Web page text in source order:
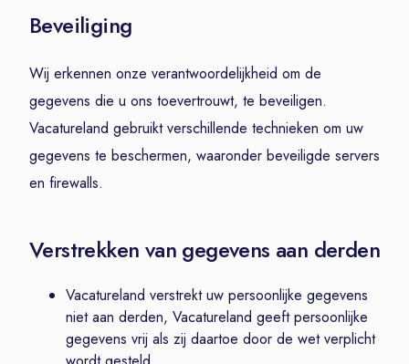
Beveiliging
Wij erkennen onze verantwoordelijkheid om de
gegevens die u ons toevertrouwt, te beveiligen.
Vacatureland gebruikt verschillende technieken om uw
gegevens te beschermen, waaronder beveiligde servers
en firewalls.
Verstrekken van gegevens aan derden
Vacatureland verstrekt uw persoonlijke gegevens
niet aan derden, Vacatureland geeft persoonlijke
gegevens vrij als zij daartoe door de wet verplicht